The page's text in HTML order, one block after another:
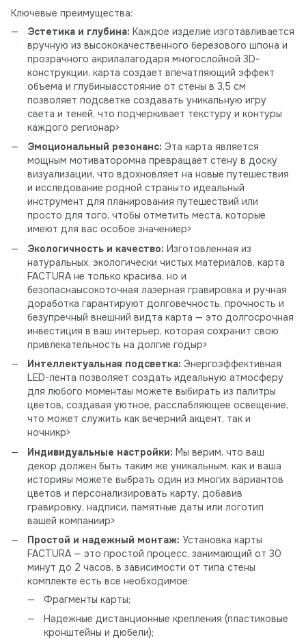
Ключевые преимущества:
Эстетика и глубина: Каждое изделие изготавливается
вручную из высококачественного березового шпона и
прозрачного акрилалагодаря многослойной 3D-
конструкции, карта создает впечатляющий эффект
объема и глубиныасстояние от стены в 3,5 см
позволяет подсветке создавать уникальную игру
света и теней, что подчеркивает текстуру и контуры
каждого регионаp>
Эмоциональный резонанс: Эта карта является
мощным мотиваторомна превращает стену в доску
визуализации, что вдохновляет на новые путешествия
и исследование родной страныто идеальный
инструмент для планирования путешествий или
просто для того, чтобы отметить места, которые
имеют для вас особое значениеp>
Экологичность и качество: Изготовленная из
натуральных, экологически чистых материалов, карта
FACTURA не только красива, но и
безопаснаысокоточная лазерная гравировка и ручная
доработка гарантируют долговечность, прочность и
безупречный внешний видта карта — это долгосрочная
инвестиция в ваш интерьер, которая сохранит свою
привлекательность на долгие годыp>
Интеллектуальная подсветка: Энергоэффективная
LED-лента позволяет создать идеальную атмосферу
для любого моментаы можете выбирать из палитры
цветов, создавая уютное, расслабляющее освещение,
что может служить как вечерний акцент, так и
ночникp>
Индивидуальные настройки: Мы верим, что ваш
декор должен быть таким же уникальным, как и ваша
историяы можете выбрать один из многих вариантов
цветов и персонализировать карту, добавив
гравировку, надписи, памятные даты или логотип
вашей компанииp>
Простой и надежный монтаж: Установка карты
FACTURA — это простой процесс, занимающий от 30
минут до 2 часов, в зависимости от типа стены
комплекте есть все необходимое:
Фрагменты карты;
Надежные дистанционные крепления (пластиковые
кронштейны и дюбели);